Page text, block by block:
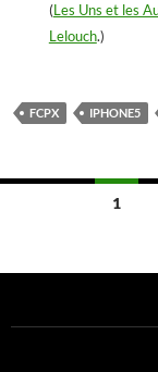
(Les Uns et les
Lelouch.)
FCPX IPHONE5
1